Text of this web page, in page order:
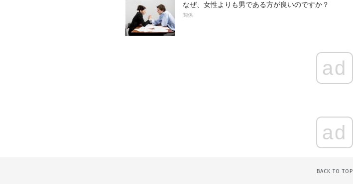
なぜ、女性よりも男である方が良いのですか？
関係
ad
ad
BACK TO TOP